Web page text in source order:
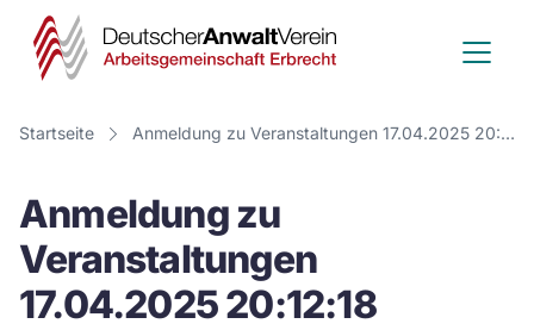
Deutscher
Anwalt
Verein
Startseite Anmeldung zu Veranstaltungen 17.04.2025 20:12:18
Anmeldung zu
Veranstaltungen
17.04.2025 20:12:18